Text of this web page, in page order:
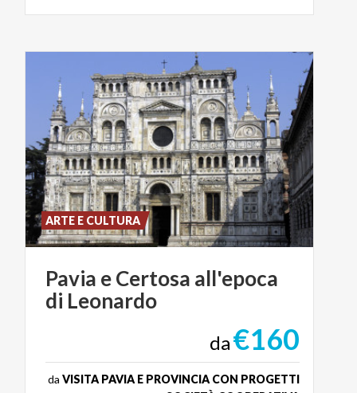
Pavia eCertosa all'epoca
di Leonardo
ARTE E CULTURA
da€160
da VISITA PAVIA E PROVINCIA CON PROGETTI